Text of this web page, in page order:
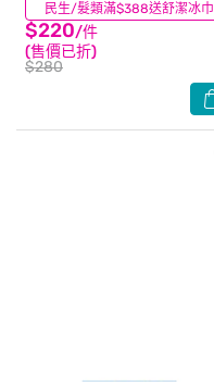
民生/髮類滿$388送舒潔冰巾
$220/件
(售價已折)
$280
(4)